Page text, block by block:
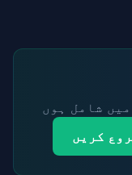
شامل ہوں
کریں